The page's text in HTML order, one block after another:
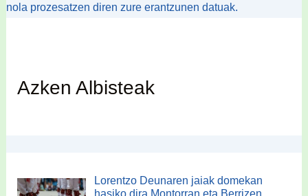
nola prozesatzen diren zure erantzunen datuak.
Azken Albisteak
Lorentzo Deunaren jaiak domekan